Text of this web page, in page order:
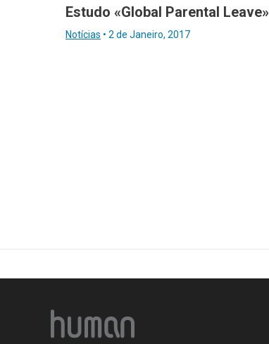
Estudo «Global Parental Leave»
Notícias • 2 de Janeiro, 2017